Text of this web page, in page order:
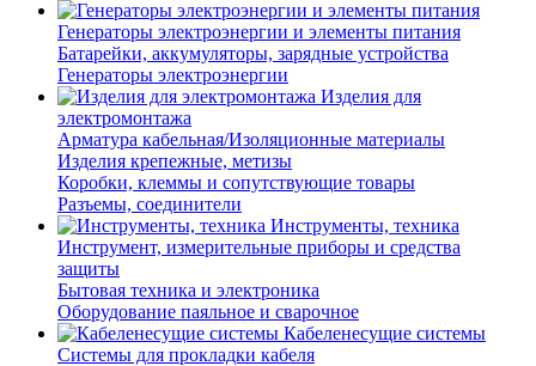
Генераторы электроэнергии и элементы питания
Батарейки, аккумуляторы, зарядные устройства
Генераторы электроэнергии
Изделия для
электромонтажа
Арматура кабельная/Изоляционные материалы
Изделия крепежные, метизы
Коробки, клеммы и сопутствующие товары
Разъемы, соединители
Инструменты, техника
Инструмент, измерительные приборы и средства
защиты
Бытовая техника и электроника
Оборудование паяльное и сварочное
Кабеленесущие системы
Системы для прокладки кабеля